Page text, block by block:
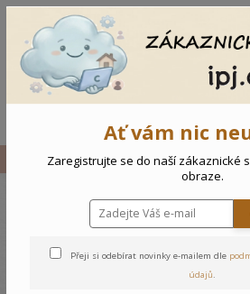
Vše Kojenecký overal Námořník
Kojenecký overal
Ať vám nic
Zaregistrujte se do naší zákaznické
obraze.
Přeji si odebírat novinky e-mailem dle
údajů.